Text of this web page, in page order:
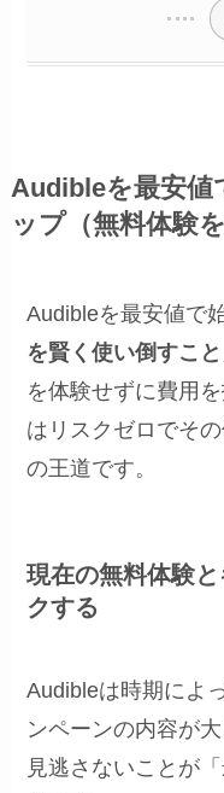
Audibleを最安値
ップ（無料体験
Audibleを最安値で
を賢く使い倒すこと
を体験せずに費用
はリスクゼロでそ
の王道です。
現在の無料体験
クする
Audibleは時期によ
ンペーンの内容が
見逃さないことが